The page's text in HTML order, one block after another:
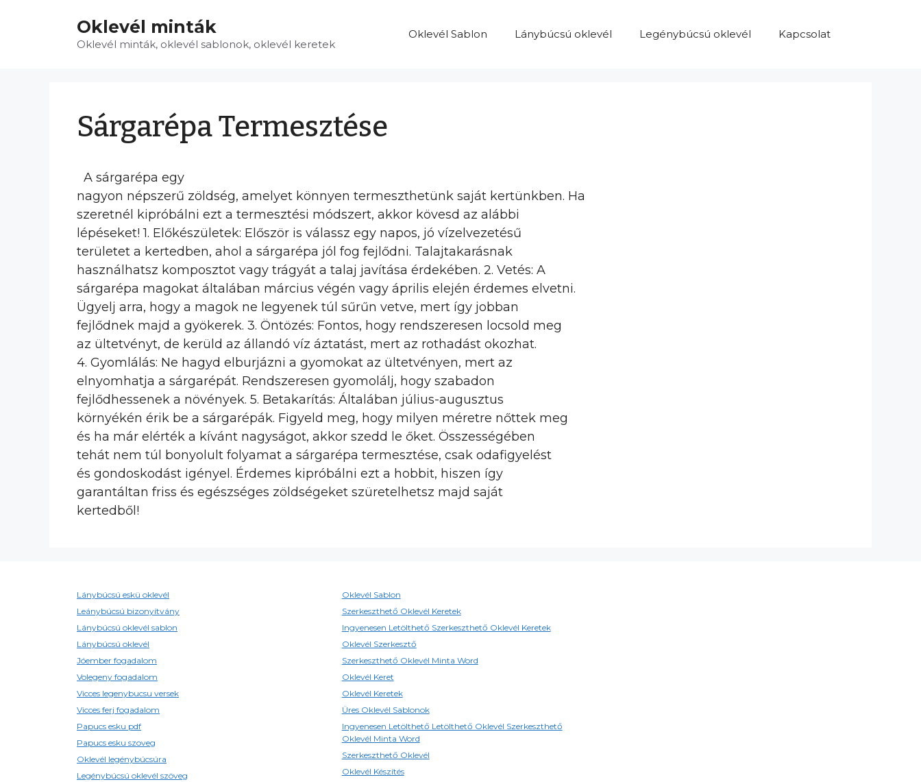
Oklevél minták
Oklevél minták, oklevél sablonok, oklevél keretek
Oklevél Sablon Lánybúcsú oklevél Legénybúcsú oklevél Kapcsolat
Sárgarépa Termesztése
A sárgarépa egy
nagyon népszerű zöldség, amelyet könnyen termeszthetünk saját kertünkben. Ha
szeretnél kipróbálni ezt a termesztési módszert, akkor kövesd az alábbi
lépéseket! 1. Előkészületek: Először is válassz egy napos, jó vízelvezetésű
területet a kertedben, ahol a sárgarépa jól fog fejlődni. Talajtakarásnak
használhatsz komposztot vagy trágyát a talaj javítása érdekében. 2. Vetés: A
sárgarépa magokat általában március végén vagy április elején érdemes elvetni.
Ügyelj arra, hogy a magok ne legyenek túl sűrűn vetve, mert így jobban
fejlődnek majd a gyökerek. 3. Öntözés: Fontos, hogy rendszeresen locsold meg
az ültetvényt, de kerüld az állandó víz áztatást, mert az rothadást okozhat.
4. Gyomlálás: Ne hagyd elburjázni a gyomokat az ültetvényen, mert az
elnyomhatja a sárgarépát. Rendszeresen gyomolálj, hogy szabadon
fejlődhessenek a növények. 5. Betakarítás: Általában július-augusztus
környékén érik be a sárgarépák. Figyeld meg, hogy milyen méretre nőttek meg
és ha már elérték a kívánt nagyságot, akkor szedd le őket. Összességében
tehát nem túl bonyolult folyamat a sárgarépa termesztése, csak odafigyelést
és gondoskodást igényel. Érdemes kipróbálni ezt a hobbit, hiszen így
garantáltan friss és egészséges zöldségeket szüretelhetsz majd saját
kertedből!
Lánybúcsú eskü oklevél
Leánybúcsú bizonyítvány
Lánybúcsú oklevél sablon
Lánybúcsú oklevél
Jóember fogadalom
Volegeny fogadalom
Vicces legenybucsu versek
Vicces ferj fogadalom
Papucs esku pdf
Papucs esku szoveg
Oklevél legénybúcsúra
Legénybúcsú oklevél szöveg
Oklevél Sablon
Szerkeszthető Oklevél Keretek
Ingyenesen Letölthető Szerkeszthető Oklevél Keretek
Oklevél Szerkesztő
Szerkeszthető Oklevél Minta Word
Oklevél Keret
Oklevél Keretek
Üres Oklevél Sablonok
Ingyenesen Letölthető Letölthető Oklevél Szerkeszthető
Oklevél Minta Word
Szerkeszthető Oklevél
Oklevél Készítés